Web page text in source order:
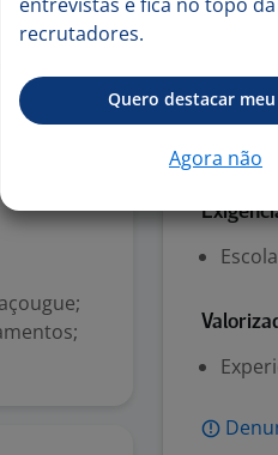
31 jul
recrutadores.
Quero destacar
Agora não